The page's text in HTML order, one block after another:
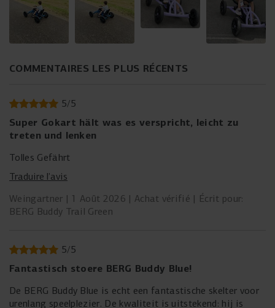
COMMENTAIRES LES PLUS RÉCENTS
5/5
Super Gokart hält was es verspricht, leicht zu
treten und lenken
Tolles Gefährt
Traduire l’avis
Weingartner
1 Août 2026 Achat vérifié
Écrit pour:
BERG Buddy Trail Green
5/5
Fantastisch stoere BERG Buddy Blue!
De BERG Buddy Blue is echt een fantastische skelter voor
urenlang speelplezier. De kwaliteit is uitstekend: hij is